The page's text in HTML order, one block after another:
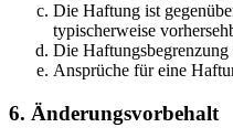
Die Haftung ist
typischerweise
Die
Ansprüche für eine
6. Änderungsvorbehalt